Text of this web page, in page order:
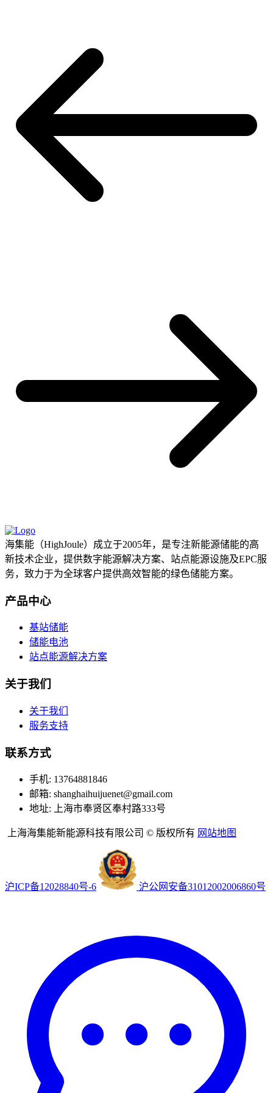
海集能（HighJoule）成立于2005年，是专注新能源储能的高
新技术企业，提供数字能源解决方案、站点能源设施及EPC服
务，致力于为全球客户提供高效智能的绿色储能方案。
产品中心
基站储能
储能电池
站点能源解决方案
关于我们
关于我们
服务支持
联系方式
手机: 13764881846
邮箱: shanghaihuijuenet@gmail.com
地址: 上海市奉贤区奉村路333号
上海海集能新能源科技有限公司 © 版权所有 网站地图
沪ICP备12028840号-6 沪公网安备31012002006860号